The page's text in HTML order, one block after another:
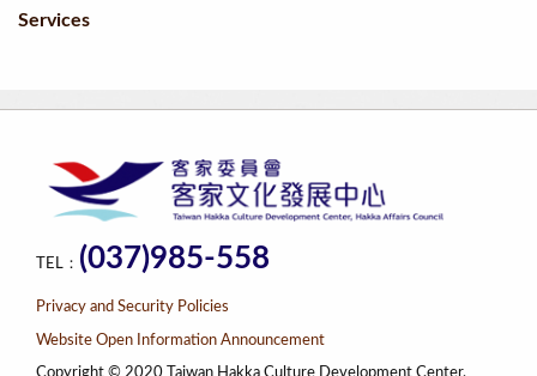
Services
TEL： (037)985-558
Privacy and Security Policies
Website Open Information Announcement